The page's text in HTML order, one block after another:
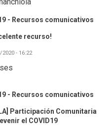
- Recursos comunicativos
recurso!
- 16:22
- Recursos comunicativos
Participación Comunitaria
el COVID19